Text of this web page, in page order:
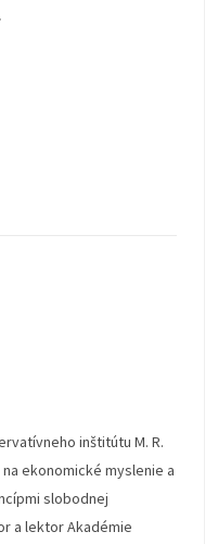
inštitútu M. R.
ekonomické myslenie a
slobodnej
a lektor Akadémie